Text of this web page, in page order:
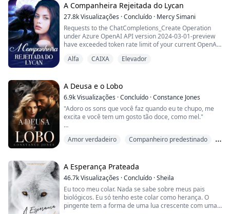
companheiro, que acaba sendo o namorado de sua
irmã mais velha.
Quebrando as correntes que prendiam seus poderes,
Alora é libertada da família que a odeia e ganha uma
nova f...
A Companheira Rejeitada do Lycan
27.8kVisualizações ·Concluído · Mercy Simani
Requests to the ChatCompletions_Create Operation
under Azure OpenAI API version 2024-03-01-preview
have exceeded token rate limit of your current OpenAI
here: https://aka.ms/oai/quotaincrease if you would like
ErrorCode: 429
Content:
{"error":{"code":"429","message":...
Alfa CAIXA Elevador
A Deusa e o Lobo
6.9kVisualizações ·Concluído ·Constance Jones
"Adoro os sons que você faz quando eu te chupo, me
excita e você tem um gosto tão doce, como mel."
ideal, ela não fazia ideia de que ele poderia ser real, ou
Depois de finalmente conseguir o emprego dos seus
sonhos, Charlie conhece o CEO pela primeira vez,
apenas para descobrir que ele é o homem que tem
realizado t...
Amor verdadeiro
Companheiro predestinado
A Esperança Prateada
46.7kVisualizações ·Concluído ·Sheila
Eu toco meu colar. Nada se sabe sobre meus pais
biológicos. Eu só tenho este colar como herança. O
pingente tem a forma de uma lua crescente com uma